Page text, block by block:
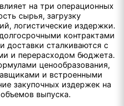
на три операционных
сырья, загрузку
логистические издержки.
контрактами
сталкиваются с
и перерасходом бюджета.
ценообразования,
и встроенными
закупочных издержек на
выпуска.